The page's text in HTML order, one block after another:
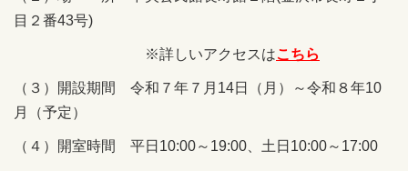
目２番43号)
※詳しいアクセスはこちら
（３）開設期間 令和７年７月14日（月）～令和８年10
月（予定）
（４）開室時間 平日10:00～19:00、土日10:00～17:00